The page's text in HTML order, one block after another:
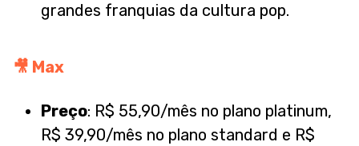
grandes franquias da cultura pop.
🎥 Max
Preço: R$ 55,90/mês no plano platinum,
R$ 39,90/mês no plano standard e R$